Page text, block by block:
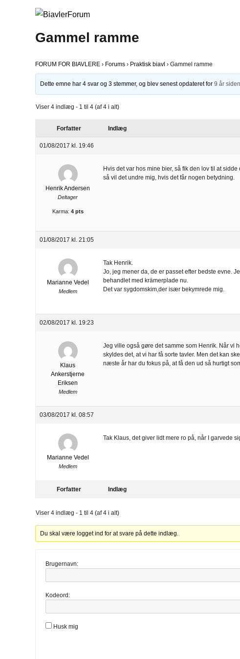
Gammel ramme
FORUM FOR BIAVLERE › Forums › Praktisk biavl › Gammel ramme
Dette emne har 4 svar og 3 stemmer, og blev senest opdateret for9 år siden
Viser 4 indlæg - 1 til 4 (af 4 i alt)
Forfatter Indlæg
01/08/2017 kl. 19:46
Henrik Andersen
Deltager
Karma: 4 pts
Hvis det var hos mine bier, så fik den lov til at
så vil det undre mig, hvis det får nogen betydning.
01/08/2017 kl. 21:05
Marianne Vedel
Medlem
Tak Henrik.
Jo, jeg mener da, de er passet efter bedste evne.
behandlet med krämerplade nu.
Det var sygdomskim,der især bekymrede mig.
02/08/2017 kl. 19:23
Klaus
Ankerstjerne
Eriksen
Medlem
Jeg ville også gøre det samme som Henrik. Når vi
skyldes det, at vi har få sorte tavler. Men det kan
næste år har du fokus på, at få den ud så hurtigt
03/08/2017 kl. 08:57
Marianne Vedel
Medlem
Tak Klaus, det giver lidt mere ro på, når I garvede
Forfatter Indlæg
Viser 4 indlæg - 1 til 4 (af 4 i alt)
Du skal være logget ind for at svare på dette indlæg.
Brugernavn:
Kodeord:
Husk mig